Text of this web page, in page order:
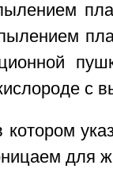
с
для